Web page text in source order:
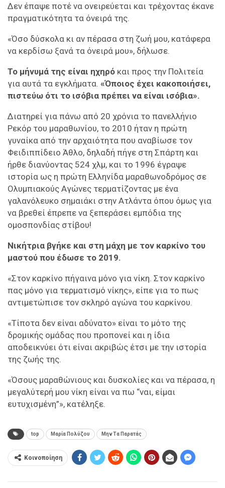
Δεν έπαψε ποτέ να ονειρεύεται και τρέχοντας έκανε
πραγματικότητα τα όνειρά της.
«Όσο δύσκολα κι αν πέρασα στη ζωή μου, κατάφερα
να κερδίσω ξανά τα όνειρά μου», δήλωσε.
Το μήνυμά της είναι ηχηρό και προς την Πολιτεία
για αυτά τα εγκλήματα. «Όποιος έχει κακοποιήσει,
πιστεύω ότι το ισόβια πρέπει να είναι ισόβια».
Διατηρεί για πάνω από 20 χρόνια το πανελλήνιο
Ρεκόρ του μαραθωνίου, το 2010 ήταν η πρώτη
γυναίκα από την αρχαιότητα που αναβίωσε τον
Φειδιππίδειο Άθλο, δηλαδή πήγε στη Σπάρτη και
ήρθε διανύοντας 524 χλμ, και το 1996 έγραψε
ιστορία ως η πρώτη Ελληνίδα μαραθωνοδρόμος σε
Ολυμπιακούς Αγώνες τερματίζοντας με ένα
γαλανόλευκο σημαιάκι στην Ατλάντα όπου όμως για
να βρεθεί έπρεπε να ξεπεράσει εμπόδια της
ομοσπονδίας στίβου!
Νικήτρια βγήκε και στη μάχη με τον καρκίνο του
μαστού που έδωσε το 2019.
«Στον καρκίνο πήγαινα μόνο για νίκη. Στον καρκίνο
πας μόνο για τερματισμό νίκης», είπε για το πως
αντιμετώπισε τον σκληρό αγώνα του καρκίνου.
«Τίποτα δεν είναι αδύνατο» είναι το μότο της
δρομικής ομάδας που προπονεί και η ίδια
αποδεικνύει ότι είναι ακριβώς έτσι με την ιστορία
της ζωής της.
«Όσους μαραθώνιους και δυσκολίες και να πέρασα, η
μεγαλύτερή μου νίκη είναι να πω “ναι, είμαι
ευτυχισμένη”», κατέληξε.
top Μαρία Πολύζου Μην Τα Παρατάς
Κοινοποίηση